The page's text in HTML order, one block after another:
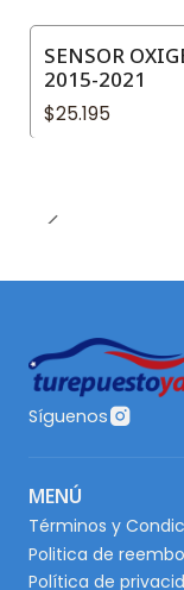
SENSOR
2015-2021
$25.195
Síguenos
MENÚ
Términos y
Politica de
Política de